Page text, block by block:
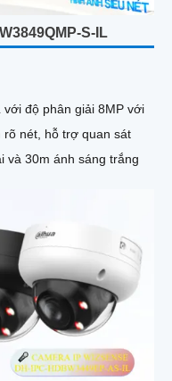
S-IL
với độ phân giải 8MP với
rõ nét, hỗ trợ quan sát
và 30m ánh sáng trắng